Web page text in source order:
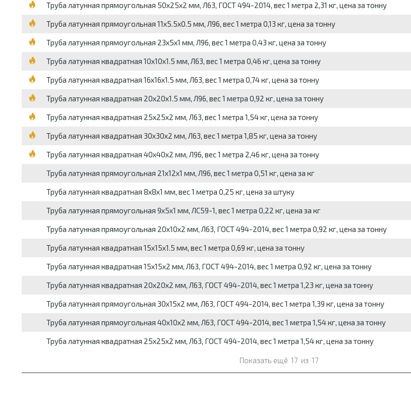
Труба латунная прямоугольная 50х25х2 мм, Л63, ГОСТ 494-2014, вес 1 метра 2,31 кг, цена за тонну
Труба латунная прямоугольная 11х5.5х0.5 мм, Л96, вес 1 метра 0,13 кг, цена за тонну
Труба латунная прямоугольная 23х5х1 мм, Л96, вес 1 метра 0,43 кг, цена за тонну
Труба латунная квадратная 10х10х1.5 мм, Л63, вес 1 метра 0,46 кг, цена за тонну
Труба латунная квадратная 16х16х1.5 мм, Л63, вес 1 метра 0,74 кг, цена за тонну
Труба латунная квадратная 20х20х1.5 мм, Л96, вес 1 метра 0,92 кг, цена за тонну
Труба латунная квадратная 25х25х2 мм, Л63, вес 1 метра 1,54 кг, цена за тонну
Труба латунная квадратная 30х30х2 мм, Л63, вес 1 метра 1,85 кг, цена за тонну
Труба латунная квадратная 40х40х2 мм, Л96, вес 1 метра 2,46 кг, цена за тонну
Труба латунная прямоугольная 21х12х1 мм, Л96, вес 1 метра 0,51 кг, цена за кг
Труба латунная квадратная 8х8х1 мм, вес 1 метра 0,25 кг, цена за штуку
Труба латунная прямоугольная 9х5х1 мм, ЛС59-1, вес 1 метра 0,22 кг, цена за кг
Труба латунная прямоугольная 20х10х2 мм, Л63, ГОСТ 494-2014, вес 1 метра 0,92 кг, цена за тонну
Труба латунная квадратная 15х15х1.5 мм, вес 1 метра 0,69 кг, цена за тонну
Труба латунная квадратная 15х15х2 мм, Л63, ГОСТ 494-2014, вес 1 метра 0,92 кг, цена за тонну
Труба латунная квадратная 20х20х2 мм, Л63, ГОСТ 494-2014, вес 1 метра 1,23 кг, цена за тонну
Труба латунная прямоугольная 30х15х2 мм, Л63, ГОСТ 494-2014, вес 1 метра 1,39 кг, цена за тонну
Труба латунная прямоугольная 40х10х2 мм, Л63, ГОСТ 494-2014, вес 1 метра 1,54 кг, цена за тонну
Труба латунная квадратная 25х25х2 мм, Л63, ГОСТ 494-2014, вес 1 метра 1,54 кг, цена за тонну
Показать ещё 17 из 17